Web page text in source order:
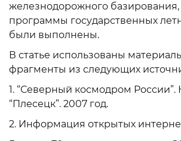
железнодорожного базирования,
программы государственных
были выполнены.
В статье использованы
фрагменты из следующих
1. “Северный космодром
“Плесецк”. 2007 год.
2. Информация открытых